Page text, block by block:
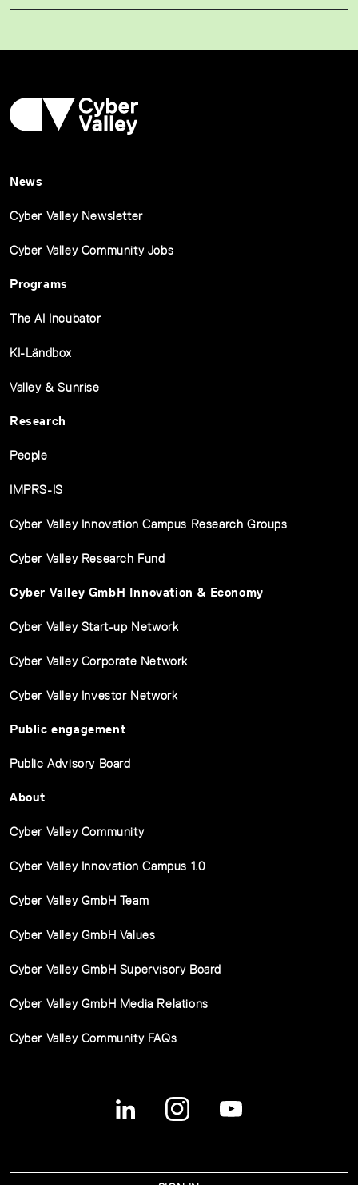
News
Cyber Valley Newsletter
Cyber Valley Community Jobs
Programs
The AI Incubator
KI-Ländbox
Valley & Sunrise
Research
People
IMPRS-IS
Cyber Valley Innovation Campus Research Groups
Cyber Valley Research Fund
Cyber Valley GmbH Innovation & Economy
Cyber Valley Start-up Network
Cyber Valley Corporate Network
Cyber Valley Investor Network
Public engagement
Public Advisory Board
About
Cyber Valley Community
Cyber Valley Innovation Campus 1.0
Cyber Valley GmbH Team
Cyber Valley GmbH Values
Cyber Valley GmbH Supervisory Board
Cyber Valley GmbH Media Relations
Cyber Valley Community FAQs